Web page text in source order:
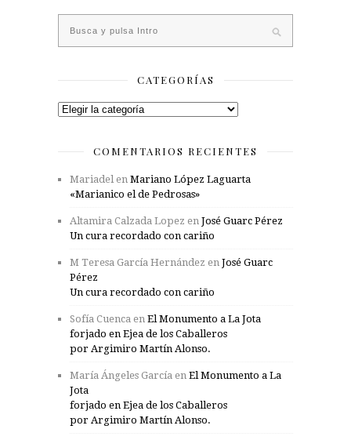
CATEGORÍAS
Categorías
COMENTARIOS RECIENTES
Mariadelen Mariano López Laguarta
«Marianico el de Pedrosas»
Altamira Calzada Lopez en José Guarc Pérez
Un cura recordado con cariño
M Teresa García Hernández en José Guarc
Pérez
Un cura recordado con cariño
Sofía Cuenca en El Monumento a La Jota
forjado en Ejea de los Caballeros
por Argimiro Martín Alonso.
María Ángeles García en El Monumento a La
Jota
forjado en Ejea de los Caballeros
por Argimiro Martín Alonso.